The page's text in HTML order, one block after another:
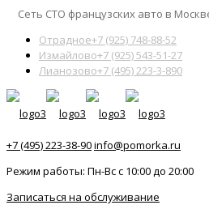
Сеть СТО французских авто в
Отрадное+7 (925) 748-88-52
Измайлово+7 (925) 543-51-27
Лианозово+7 (495) 223-3-890
+7 (495) 223-38-90info@pomorka.ru
Режим работы: Пн-Вс с 10:00 до 20:00
Записаться на обслуживание